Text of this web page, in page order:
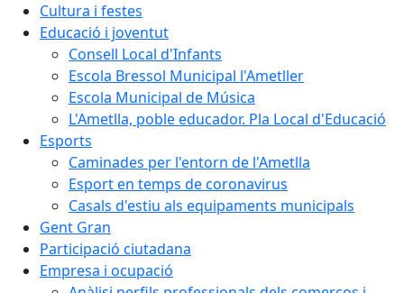
Cultura i festes
Educació i joventut
Consell Local d'Infants
Escola Bressol Municipal l'Ametller
Escola Municipal de Música
L'Ametlla, poble educador. Pla Local d'Educació
Esports
Caminades per l'entorn de l'Ametlla
Esport en temps de coronavirus
Casals d'estiu als equipaments municipals
Gent Gran
Participació ciutadana
Empresa i ocupació